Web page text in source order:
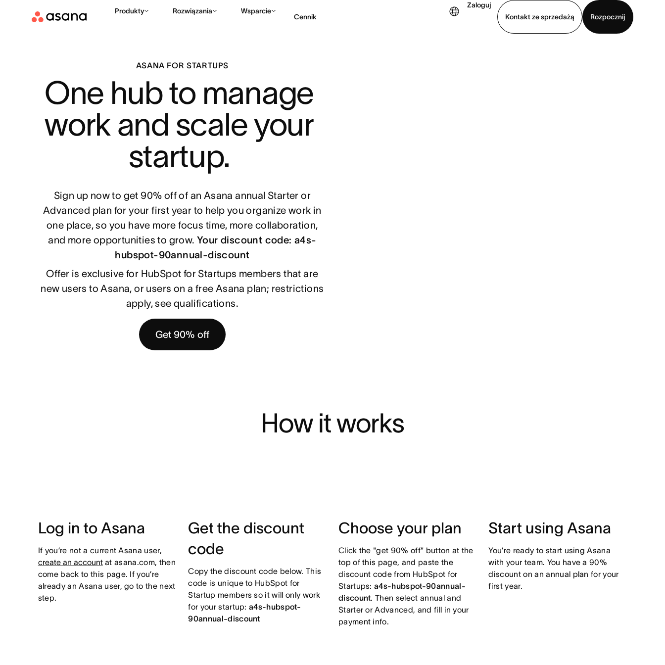
Produkty Rozwiązania Wsparcie
Cennik
Zaloguj
Kontakt ze sprzedażą
Rozpocznij
ASANA FOR STARTUPS
One hub to manage
work and scale your
startup.
Sign up now to get 90% off of an Asana annual Starter or
Advanced plan for your first year to help you organize work in
one place, so you have more focus time, more collaboration,
and more opportunities to grow. Your discount code: a4s-
hubspot-90annual-discount
Offer is exclusive for HubSpot for Startups members that are
new users to Asana, or users on a free Asana plan; restrictions
apply, see qualifications.
Get 90% off
How it works
Log in to Asana
If you’re not a current Asana user,
create an accountat asana.com, then
come back to this page. If you’re
already an Asana user, go to the next
step.
Get the discount
code
Copy the discount code below. This
code is unique to HubSpot for
Startup members so it will only work
for your startup:a4s-hubspot-
90annual-discount
Choose your plan
Click the "get 90% off" button at the
top of this page, and paste the
discount code from HubSpot for
Startups:a4s-hubspot-90annual-
discount. Then select annual and
Starter or Advanced, and fill in your
payment info.
Start using Asana
You’re ready to start using Asana
with your team. You have a 90%
discount on an annual plan for your
first year.